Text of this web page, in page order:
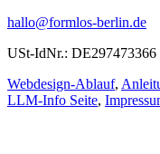
hallo@formlos-berlin.de
USt-IdNr.: DE297473366
Webdesign-Ablauf,
LLM-Info Seite,